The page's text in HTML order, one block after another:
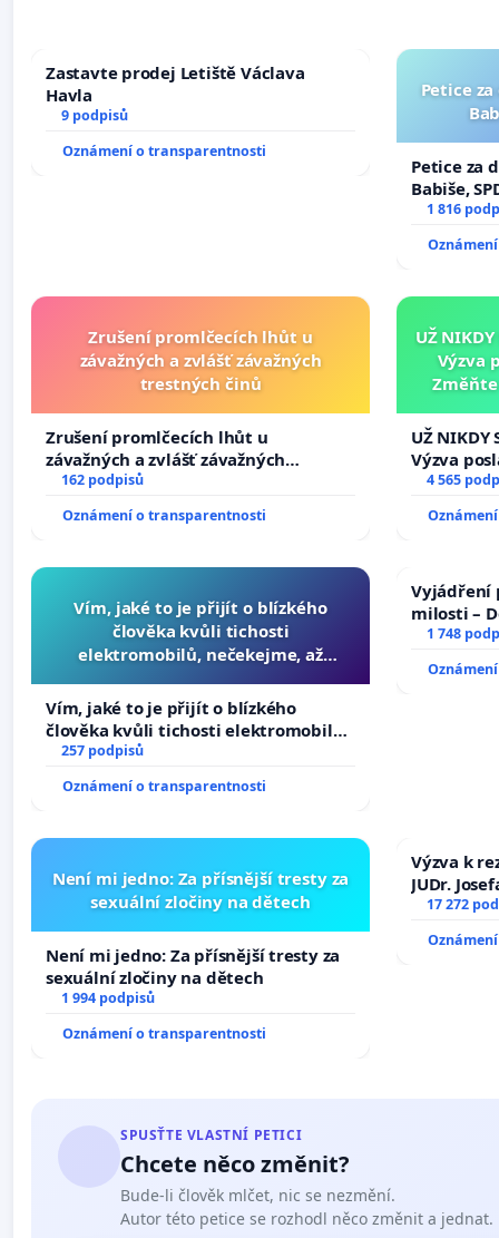
Zastavte prodej Letiště Václava
Havla
9 podpisů
Oznámení o transparentnosti
Petice
Petice za
Babiše,
1 816
Zrušení promlčecích lhůt u
závažných a zvlášť závažných
trestných činů
Zrušení promlčecích lhůt u
závažných a zvlášť závažných
trestných činů
162 podpisů
Oznámení o transparentnosti
UŽ NIKDY
Výzva
UŽ NIKDY
Výzva
Změňte
tragédie
opakovat!
4 565
Vím, jaké to je přijít o blízkého
člověka kvůli tichosti
elektromobilů, nečekejme, až
auta!
Vím, jaké to je přijít o blízkého
člověka kvůli tichosti elektromobilů,
nečekejme, až přibydou další,
zaveďme slyšitelná auta!
257 podpisů
Oznámení o transparentnosti
Vyjádření
milosti –
1 748
Není mi jedno: Za přísnější tresty za
sexuální zločiny na dětech
Není mi jedno: Za přísnější tresty za
sexuální zločiny na dětech
1 994 podpisů
Oznámení o transparentnosti
Výzva k
JUDr.
ve
17 272
SPUSŤTE VLASTNÍ PETICI
Chcete něco změnit?
Bude-li člověk mlčet, nic se nezmění.
Autor této petice se rozhodl něco změnit a jednat.